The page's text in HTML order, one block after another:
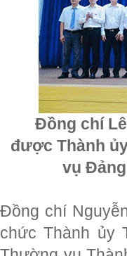
Đồng chí
được Thành
vụ
Đồng chí
chức Thành ủy